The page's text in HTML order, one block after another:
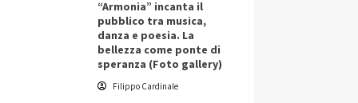
“Armonia” incanta il
pubblico tra musica,
danza e poesia. La
bellezza come ponte di
speranza (Foto gallery)
Filippo Cardinale